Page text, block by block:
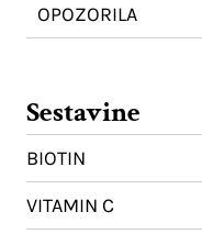
OPOZORILA
Sestavine
BIOTIN
VITAMIN C